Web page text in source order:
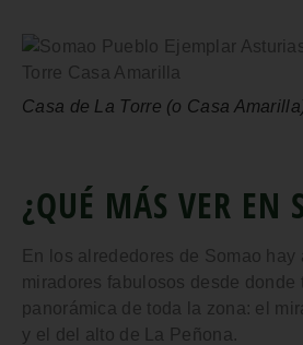
Casa de La Torre (o Casa
¿QUÉ MÁS VER EN
En los alrededores de Somao hay
miradores fabulosos desde donde
panorámica de toda la zona: el
y el del alto de La Peñona .